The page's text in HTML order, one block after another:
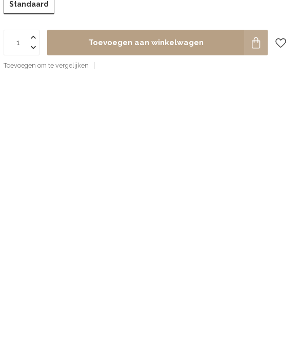
Standaard
Toevoegen aan winkelwagen
Toevoegen om te vergelijken